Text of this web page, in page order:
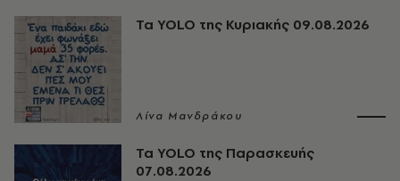
Τα YOLO της Κυριακής 09.08.2026
Λίνα Μανδράκου
Τα YOLO της Παρασκευής
07.08.2026